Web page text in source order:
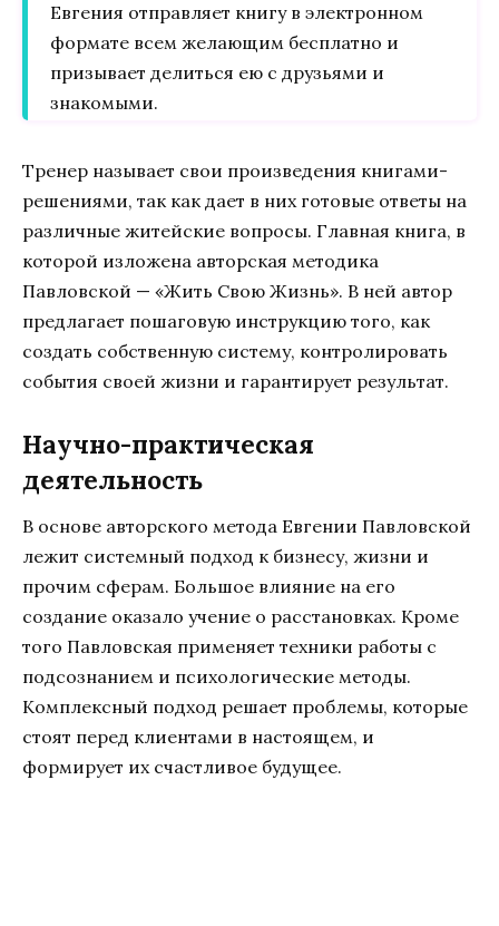
Евгения отправляет книгу в электронном
формате всем желающим бесплатно и
призывает делиться ею с друзьями и
знакомыми.
Тренер называет свои произведения книгами-
решениями, так как дает в них готовые ответы на
различные житейские вопросы. Главная книга, в
которой изложена авторская методика
Павловской — «Жить Свою Жизнь». В ней автор
предлагает пошаговую инструкцию того, как
создать собственную систему, контролировать
события своей жизни и гарантирует результат.
Научно-практическая
деятельность
В основе авторского метода Евгении Павловской
лежит системный подход к бизнесу, жизни и
прочим сферам. Большое влияние на его
создание оказало учение о расстановках. Кроме
того Павловская применяет техники работы с
подсознанием и психологические методы.
Комплексный подход решает проблемы, которые
стоят перед клиентами в настоящем, и
формирует их счастливое будущее.